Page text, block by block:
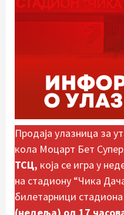
Продаја улазница за
кола Моцарт Бет
ТСЦ, која се игра у
на стадиону “Чика
билетарници стадиона